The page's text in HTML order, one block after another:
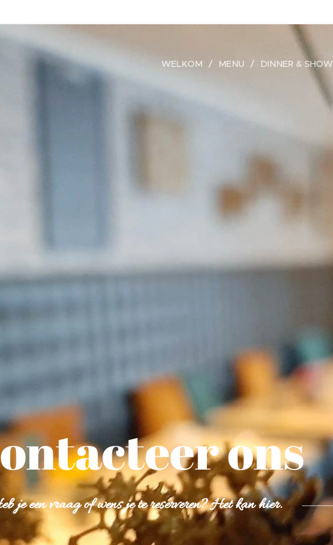
WELKOM MENU DINNER & SHOW
ons
je een vraag of wens je te reserveren? Het kan hier.